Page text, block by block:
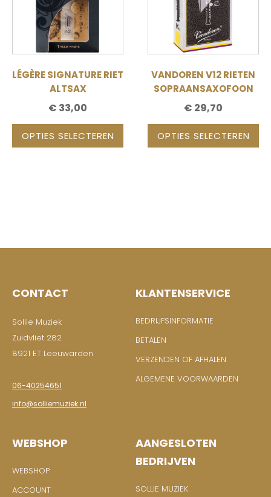
LÉGÈRE SIGNATURE RIET
ALTSAX
€ 33,00
OPTIES SELECTEREN
variaties.
kan
gekozen
worden
productpagina
VANDOREN V12 RIETEN
SOPRAANSAXOFOON
€ 29,70
OPTIES SELECTEREN
variaties.
kan
worden
op
productpagina
CONTACT
Sollie Muziek
Zuidvliet 282
8921 ET Leeuwarden
06-40254651
info@solliemuziek.nl
KLANTENSERVICE
BEDRIJFSINFORMATIE
BETALEN
VERZENDEN OF AFHALEN
ALGEMENE VOORWAARDEN
WEBSHOP
WEBSHOP
ACCOUNT
AANGESLOTEN
BEDRIJVEN
SOLLIE MUZIEK